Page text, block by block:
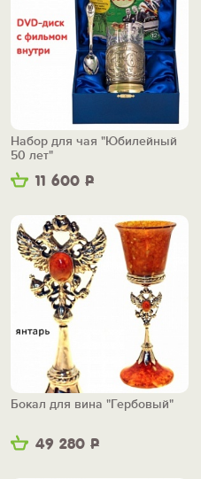
11 600 Р
Набор для чая "Юбилейный
50 лет"
49 280 Р
Бокал для вина "Гербовый"